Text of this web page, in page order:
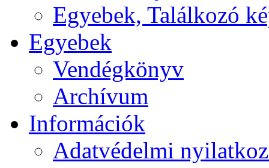
Egyebek, Találkozó
Egyebek
Vendégkönyv
Archívum
Információk
Adatvédelmi